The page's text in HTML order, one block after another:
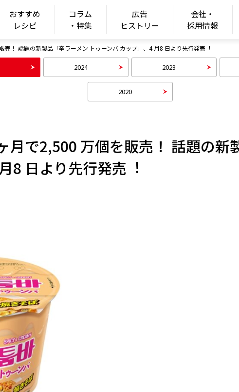
おすすめ
レシピ
コラム
・特集
広告
ヒストリー
会社・
採用情報
！ 話題の新製品「⾟ラーメン トゥーンバ カップ」、4 ⽉8 ⽇より先⾏発売︕
2024 2023
2020
⽉で2,500 万個を販売！ 話題の新
8 ⽇より先⾏発売︕